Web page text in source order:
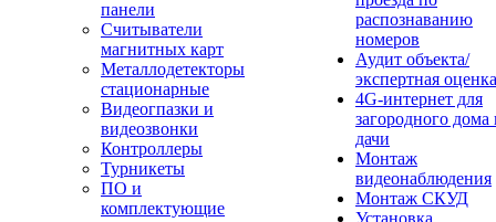
панели
Считыватели
магнитных карт
Металлодетекторы
стационарные
Видеогпазки и
видеозвонки
Контроллеры
Турникеты
ПО и
комплектующие
распознаванию
номеров
Аудит объекта/
экспертная оценка
4G-интернет для
загородного дома
дачи
Монтаж
видеонаблюдения
Монтаж СКУД
Установка